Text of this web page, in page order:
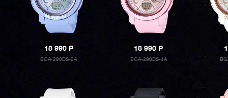
18 990P
BGA-290DS-2A
18 990P
BGA-290DS-4A